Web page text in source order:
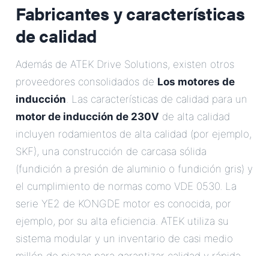
Fabricantes y características
de calidad
Además de ATEK Drive Solutions, existen otros
proveedores consolidados de Los motores de
inducción. Las características de calidad para un
motor de inducción de 230V de alta calidad
incluyen rodamientos de alta calidad (por ejemplo,
SKF), una construcción de carcasa sólida
(fundición a presión de aluminio o fundición gris) y
el cumplimiento de normas como VDE 0530. La
serie YE2 de KONGDE motor es conocida, por
ejemplo, por su alta eficiencia. ATEK utiliza su
sistema modular y un inventario de casi medio